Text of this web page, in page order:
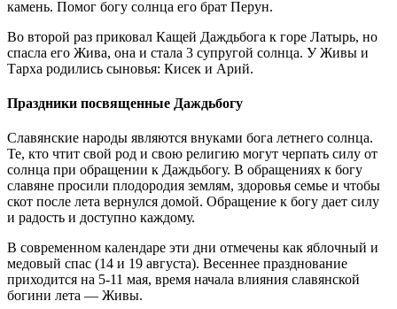
камень. Помог богу солнца его брат Перун.
Во второй раз приковал Кащей Даждьбога к горе Латырь, но
спасла его Жива, она и стала 3 супругой солнца. У Живы и
Тарха родились сыновья: Кисек и Арий.
Праздники посвященные Даждьбогу
Славянские народы являются внуками бога летнего солнца.
Те, кто чтит свой род и свою религию могут черпать силу от
солнца при обращении к Даждьбогу. В обращениях к богу
славяне просили плодородия землям, здоровья семье и чтобы
скот после лета вернулся домой. Обращение к богу дает силу
и радость и доступно каждому.
В современном календаре эти дни отмечены как яблочный и
медовый спас (14 и 19 августа). Весеннее празднование
приходится на 5-11 мая, время начала влияния славянской
богини лета — Живы.